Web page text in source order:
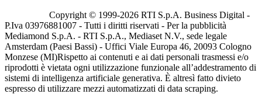
Copyright © 1999-2026 RTI S.p.A. Business Digital -
P.Iva 03976881007 - Tutti i diritti riservati - Per la pubblicità
Mediamond S.p.A. - RTI S.p.A., Mediaset N.V., sede legale
Amsterdam (Paesi Bassi) - Uffici Viale Europa 46, 20093 Cologno
Monzese (MI)Rispetto ai contenuti e ai dati personali trasmessi e/o
riprodotti è vietata ogni utilizzazione funzionale all’addestramento di
sistemi di intelligenza artificiale generativa. È altresì fatto divieto
espresso di utilizzare mezzi automatizzati di data scraping.